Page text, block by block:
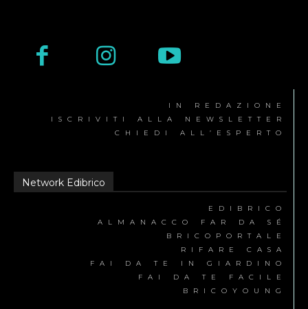
IN REDAZIONE
ISCRIVITI ALLA NEWSLETTER
CHIEDI ALL’ESPERTO
Network Edibrico
EDIBRICO
ALMANACCO FAR DA SÉ
BRICOPORTALE
RIFARE CASA
FAI DA TE IN GIARDINO
FAI DA TE FACILE
BRICOYOUNG